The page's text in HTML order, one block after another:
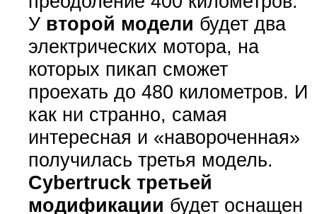
У второй модели будет два
электрических мотора, на
которых пикап сможет
проехать до 480 километров. И
как ни странно, самая
интересная и «навороченная»
получилась третья модель.
Cybertruck третьей
модификации будет оснащен